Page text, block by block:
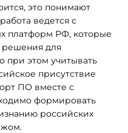
это понимают
ведется с
платформ РФ, которые
решения для
при этом учитывать
присутствие
ПО вместе с
формировать
российских